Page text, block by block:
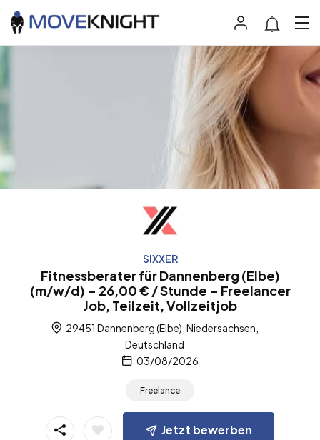
SIXXER
Fitnessberater für Dannenberg (Elbe)
(m/w/d) – 26,00 € / Stunde – Freelancer
Job, Teilzeit, Vollzeitjob
29451 Dannenberg (Elbe), Niedersachsen,
Deutschland
03/08/2026
Freelance
Jetzt bewerben